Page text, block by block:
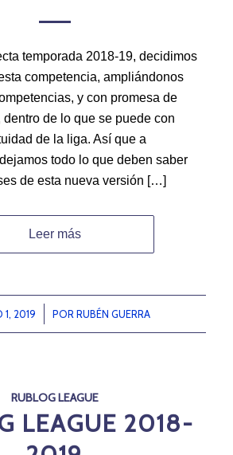
temporada 2018-19, decidimos
competencia, ampliándonos
y con promesa de
de lo que se puede con
de la liga. Así que a
todo lo que deben saber
de esta nueva versión […]
Leer más
1, 2019 PORRUBÉN GUERRA
RUBLOG LEAGUE
LEAGUE 2018-